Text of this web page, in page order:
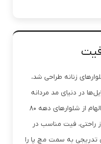
زنانه طراحی شد،
در دنیای مد مردانه
تبدیل شده است. این برش که با الهام از شلوارهای دهه ۸۰
از راحتی، فیت مناسب در
به سمت مچ پا را